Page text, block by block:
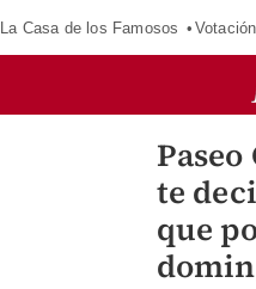
La Casa de los Famosos Votación
te
que